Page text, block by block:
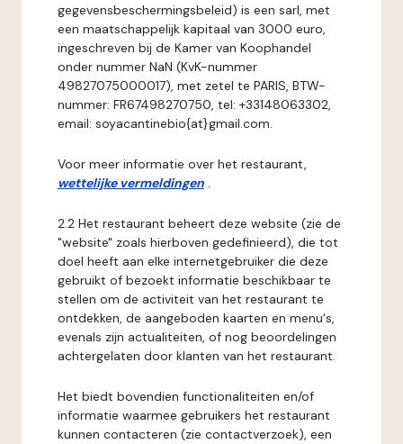
gegevensbeschermingsbeleid) is een sarl, met
een maatschappelijk kapitaal van 3000 euro,
ingeschreven bij de Kamer van Koophandel
onder nummer NaN (KvK-nummer
49827075000017), met zetel te PARIS, BTW-
nummer: FR67498270750, tel: +33148063302,
email: soyacantinebio{at}gmail.com.
Voor meer informatie over het restaurant,
wettelijke vermeldingen .
2.2 Het restaurant beheert deze website (zie de
"website" zoals hierboven gedefinieerd), die tot
doel heeft aan elke internetgebruiker die deze
gebruikt of bezoekt informatie beschikbaar te
stellen om de activiteit van het restaurant te
ontdekken, de aangeboden kaarten en menu's,
evenals zijn actualiteiten, of nog beoordelingen
achtergelaten door klanten van het restaurant.
Het biedt bovendien functionaliteiten en/of
informatie waarmee gebruikers het restaurant
kunnen contacteren (zie contactverzoek), een